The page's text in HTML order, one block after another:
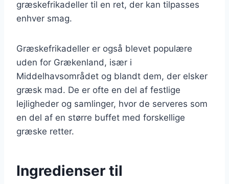
græskefrikadeller til en ret, der kan tilpasses
enhver smag.
Græskefrikadeller er også blevet populære
uden for Grækenland, især i
Middelhavsområdet og blandt dem, der elsker
græsk mad. De er ofte en del af festlige
lejligheder og samlinger, hvor de serveres som
en del af en større buffet med forskellige
græske retter.
Ingredienser til